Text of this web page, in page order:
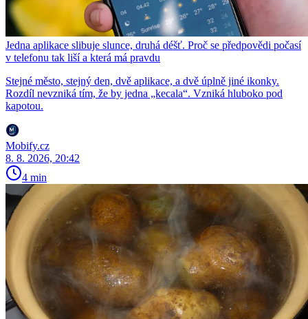
Jedna aplikace slibuje slunce, druhá déšť. Proč se předpovědi počasí
v telefonu tak liší a která má pravdu
Stejné město, stejný den, dvě aplikace, a dvě úplně jiné ikonky.
Rozdíl nevzniká tím, že by jedna „kecala“. Vzniká hluboko pod
kapotou.
Mobify.cz
8. 8. 2026, 20:42
4 min